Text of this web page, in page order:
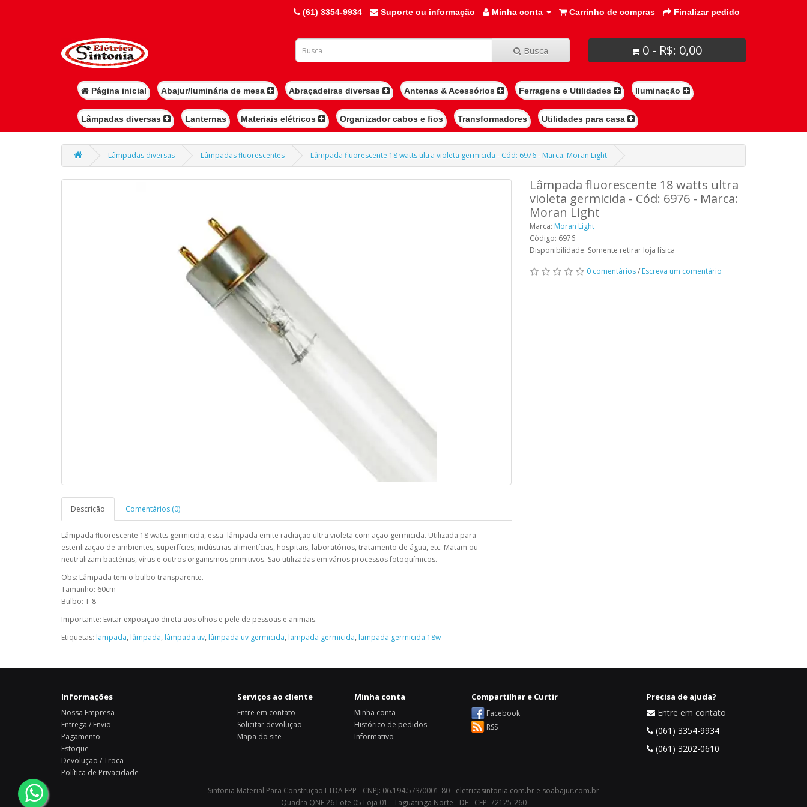
(61) 3354-9934 Suporte ou informação Minha conta Carrinho de compras Finalizar pedido
Busca 0 - R$: 0,00
Página inicial Abajur/luminária de mesa Abraçadeiras diversas Antenas & Acessórios Ferragens e Utilidades Iluminação
Lâmpadas diversas Lanternas Materiais elétricos Organizador cabos e fios Transformadores Utilidades para casa
Lâmpadas diversas Lâmpadas fluorescentes Lâmpada fluorescente 18 watts ultra violeta germicida - Cód: 6976 - Marca: Moran Light
Descrição Comentários (0)
Lâmpada fluorescente 18 watts germicida, essa lâmpada emite radiação ultra violeta com ação germicida. Utilizada para
esterilização de ambientes, superfícies, indústrias alimentícias, hospitais, laboratórios, tratamento de água, etc. Matam ou
neutralizam bactérias, vírus e outros organismos primitivos. São utilizadas em vários processos fotoquímicos.
Obs: Lâmpada tem o bulbo transparente.
Tamanho: 60cm
Bulbo: T-8
Importante: Evitar exposição direta aos olhos e pele de pessoas e animais.
Lâmpada fluorescente 18 watts ultra
violeta germicida - Cód: 6976 - Marca:
Moran Light
Marca: Moran Light
Código: 6976
Disponibilidade: Somente retirar loja física
0 comentários/ Escreva um comentário
Etiquetas: lampada, lâmpada, lâmpada uv, lâmpada uv germicida, lampada germicida, lampada germicida 18w
Informações
Nossa Empresa
Entrega / Envio
Pagamento
Estoque
Devolução / Troca
Política de Privacidade
Serviços ao cliente
Entre em contato
Solicitar devolução
Mapa do site
Minha conta
Minha conta
Histórico de pedidos
Informativo
Compartilhar e Curtir
Facebook
RSS
Precisa de ajuda?
Entre em contato
(061) 3354-9934
(061) 3202-0610
Sintonia Material Para Construção LTDA EPP - CNPJ: 06.194.573/0001-80 - eletricasintonia.com.br e soabajur.com.br
Quadra QNE 26 Lote 05 Loja 01 - Taguatinga Norte - DF - CEP: 72125-260